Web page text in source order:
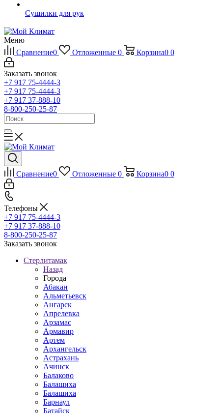
Сушилки для рук
Меню
Сравнение0 Отложенные 0 Корзина0 0
Заказать звонок
+7 917 75-4444-3
+7 917 75-4444-3
+7 917 37-888-10
8-800-250-25-87
Сравнение0 Отложенные 0 Корзина0 0
Телефоны
+7 917 75-4444-3
+7 917 37-888-10
8-800-250-25-87
Заказать звонок
Стерлитамак
Назад
Города
Абакан
Альметьевск
Ангарск
Апрелевка
Арзамас
Армавир
Артем
Архангельск
Астрахань
Ачинск
Балаково
Балашиха
Балашиха
Барнаул
Батайск